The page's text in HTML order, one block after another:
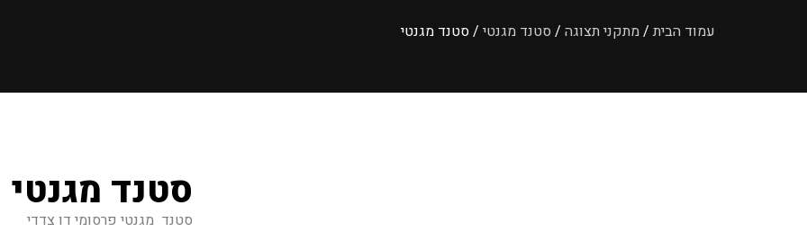
עמוד הבית /מתקני תצוגה / סטנד מגנטי / סטנד מגנטי
סטנד מגנטי
סטנד מגנטי פרסומי דו צדדי